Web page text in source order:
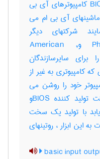
به آنها دستیابی داشته باشند BIOS کامپیوترهای آی بی
آی بی ام می
شرکتهای دیگر
همچونPhoenix , Award وAmerican ,
Megatrends انواع BIOS را برای سایرسازندگان
که کامپیوتری به غیر از
خود را روشن می
سازید ، پیام حق التألیف شرکت تولید کننده BIOSو
با تولید یک سخت
این ابزار ، روتینهای
basic input